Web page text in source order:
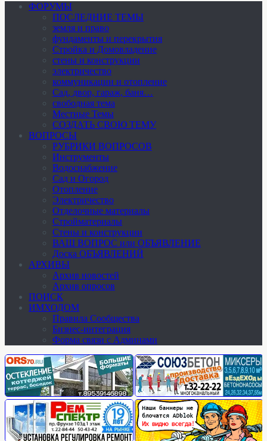
ФОРУМЫ
ПОСЛЕДНИЕ ТЕМЫ
земля и право
фундаменты и перекрытия
Стройка и Домовладение
стены и конструкции
электричество
коммуникации и отопление
Cад, двор, гараж, баня…
свободная тема
Местные Темы
СОЗДАТЬ СВОЮ ТЕМУ
ВОПРОСЫ
РУБРИКИ ВОПРОСОВ
Инструменты
Водоснабжение
Сад и Огород
Отопление
Электричество
Отделочные материалы
Стройматериалы
Стены и конструкции
ВАШ ВОПРОС или ОБЪЯВЛЕНИЕ
Доска ОБЪЯВЛЕНИЙ
АРХИВЫ
Архив новостей
Архив опросов
ПОИСК
ИМХОДОМ
Правила Сообщества
Бизнес-интеграция
Форма связи с Админами